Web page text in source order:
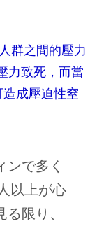
群之間的壓力
力致死，而當
成壓迫性窒
で多く
以上が心
限り、